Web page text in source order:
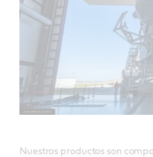
Nuestros productos son